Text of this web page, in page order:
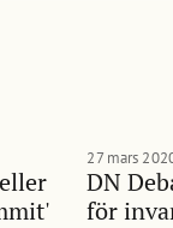
DN
för
27 mars